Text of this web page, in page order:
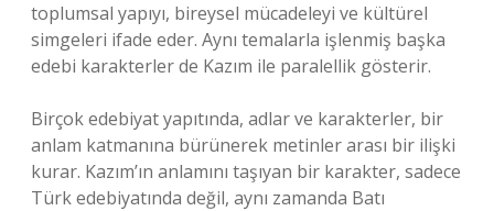
toplumsal yapıyı, bireysel mücadeleyi ve kültürel
simgeleri ifade eder. Aynı temalarla işlenmiş başka
edebi karakterler de Kazım ile paralellik gösterir.
Birçok edebiyat yapıtında, adlar ve karakterler, bir
anlam katmanına bürünerek metinler arası bir ilişki
kurar. Kazım’ın anlamını taşıyan bir karakter, sadece
Türk edebiyatında değil, aynı zamanda Batı